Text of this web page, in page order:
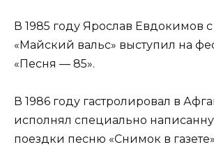
В 1985 году Ярослав Евдокимов
«Майский вальс» выступил на
«Песня — 85».
В 1986 году гастролировал в
исполнял специально
поездки песню «Снимок в